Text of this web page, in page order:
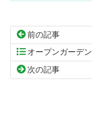
前の記事
オープンガーデ
次の記事